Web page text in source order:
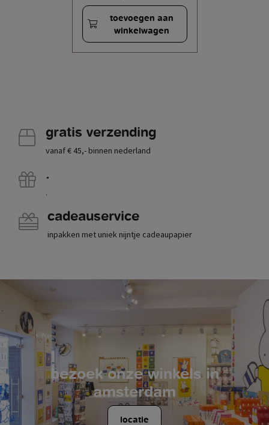
toevoegen aan
winkelwagen
gratis verzending
vanaf € 45,- binnen nederland
.
.
cadeauservice
inpakken met uniek nijntje cadeaupapier
bezoek onze winkels in
amsterdam
locatie